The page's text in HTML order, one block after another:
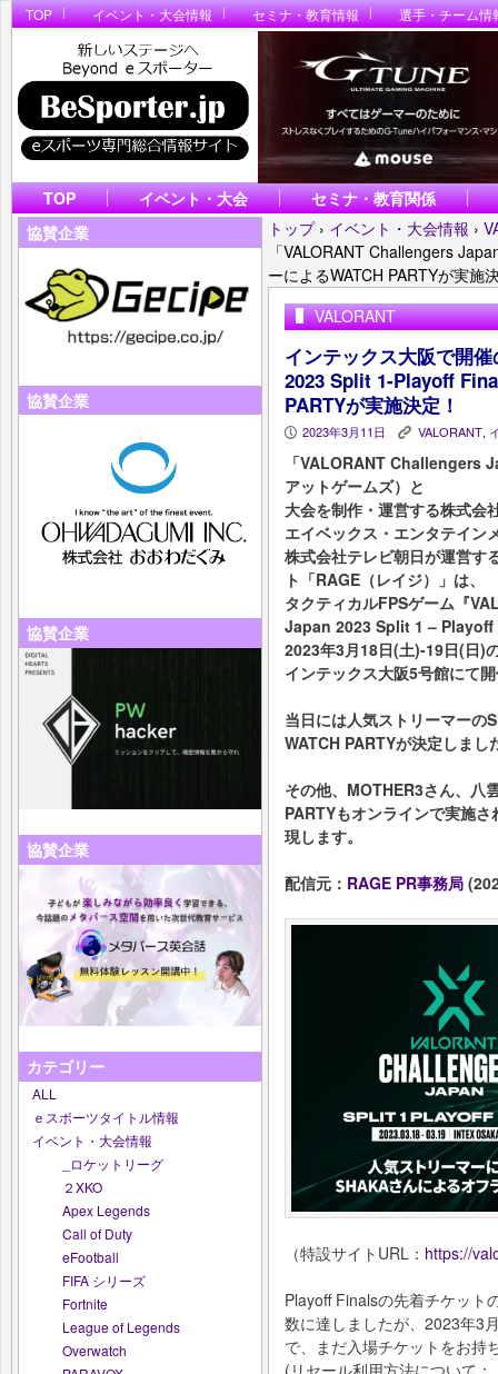
TOP イベント・大会情報 セミナ・教育情報 選手・チーム情
TOP イベント・大会
セミナ・教育関係
協賛企業
協賛企業
協賛企業
協賛企業
カテゴリー
ALL
ｅスポーツタイトル情報
イベント・大会情報
_ロケットリーグ
２XKO
Apex Legends
Call of Duty
eFootball
FIFA シリーズ
Fortnite
League of Legends
Overwatch
トップ › イベント・大会情報 ›
「VALORANT Challengers
ーによるWATCH PARTYが実施
VALORANT
インテックス大阪で開
2023 Split 1-Playoff
PARTYが実施決定！
P 2023年3月11日 K VALORANT,
「VALORANT Challengers
アットゲームズ）と
大会を制作・運営する株式会
エイベックス・エンタテイン
株式会社テレビ朝⽇が運営す
ト「RAGE（レイジ）」は、
タクティカルFPSゲーム『
Japan 2023 Split 1 –
2023年3月18日(土)-19日(日)
インテックス大阪5号館にて
当日には人気ストリーマーの
WATCH PARTYが決定しまし
その他、MOTHER3さん、八
PARTYもオンラインで実施
現します。
配信元： RAGE PR事務局
（特設サイトURL： https://
Playoff Finalsの先着チケット
数に達しましたが、2023年3
で、まだ入場チケットをお持
(リセール利用方法について：